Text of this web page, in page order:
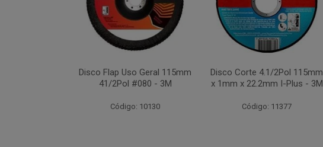
Disco Flap Uso Geral 115mm
41/2Pol #080 - 3M
Código: 10130
Disco Corte 4.1/2Pol 115mm
x 1mm x 22.2mm I-Plus - 3M
Código: 11377